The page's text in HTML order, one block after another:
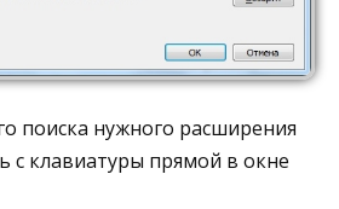
поиска нужного расширения
с клавиатуры прямой в окне